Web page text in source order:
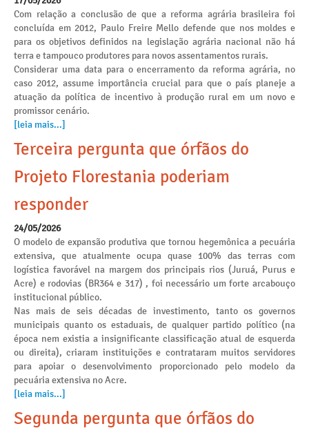
Com relação a conclusão de que a reforma agrária brasileira foi
concluída em 2012, Paulo Freire Mello defende que nos moldes e
para os objetivos definidos na legislação agrária nacional não há
terra e tampouco produtores para novos assentamentos rurais.
Considerar uma data para o encerramento da reforma agrária, no
caso 2012, assume importância crucial para que o país planeje a
atuação da política de incentivo à produção rural em um novo e
promissor cenário.
[leia mais...]
Terceira pergunta que órfãos do
Projeto Florestania poderiam
responder
24/05/2026
O modelo de expansão produtiva que tornou hegemônica a pecuária
extensiva, que atualmente ocupa quase 100% das terras com
logística favorável na margem dos principais rios (Juruá, Purus e
Acre) e rodovias (BR364 e 317) , foi necessário um forte arcabouço
institucional público.
Nas mais de seis décadas de investimento, tanto os governos
municipais quanto os estaduais, de qualquer partido político (na
época nem existia a insignificante classificação atual de esquerda
ou direita), criaram instituições e contrataram muitos servidores
para apoiar o desenvolvimento proporcionado pelo modelo da
pecuária extensiva no Acre.
[leia mais...]
Segunda pergunta que órfãos do